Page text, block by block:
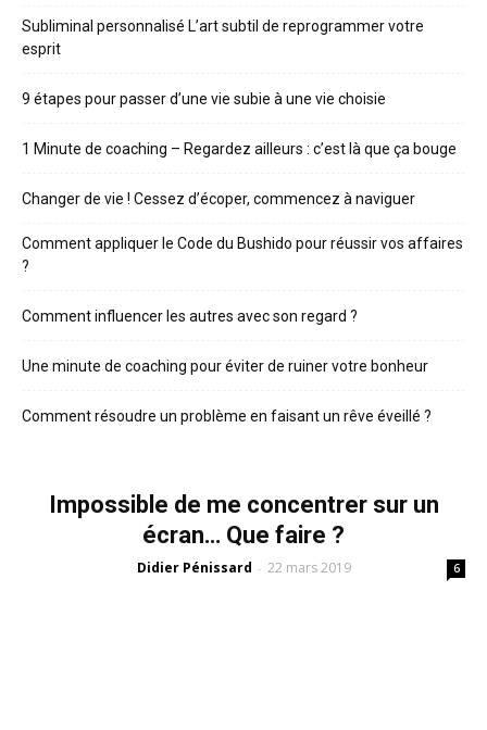
Subliminal personnalisé L’art subtil de reprogrammer votre
esprit
9 étapes pour passer d’une vie subie à une vie choisie
1 Minute de coaching – Regardez ailleurs : c’est là que ça bouge
Changer de vie ! Cessez d’écoper, commencez à naviguer
Comment appliquer le Code du Bushido pour réussir vos affaires
?
Comment influencer les autres avec son regard ?
Une minute de coaching pour éviter de ruiner votre bonheur
Comment résoudre un problème en faisant un rêve éveillé ?
Impossible de me concentrer sur un
écran… Que faire ?
Didier Pénissard - 22 mars 2019 6